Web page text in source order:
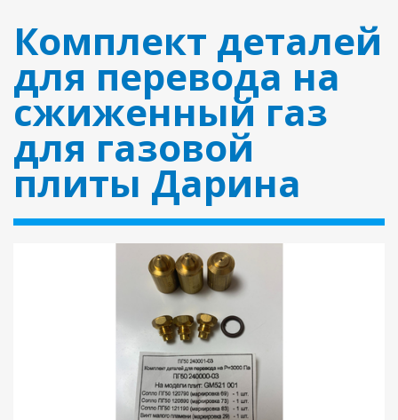
Комплект деталей
для перевода на
сжиженный газ
для газовой
плиты Дарина